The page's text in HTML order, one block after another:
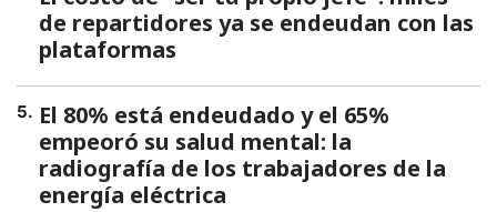
de repartidores ya se endeudan con las
plataformas
5. El 80% está endeudado y el 65%
empeoró su salud mental: la
radiografía de los trabajadores de la
energía eléctrica